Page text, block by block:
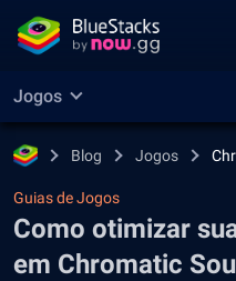
Jogos
Blog Jogos
Guias de Jogos
Como otimizar
em Chromatic